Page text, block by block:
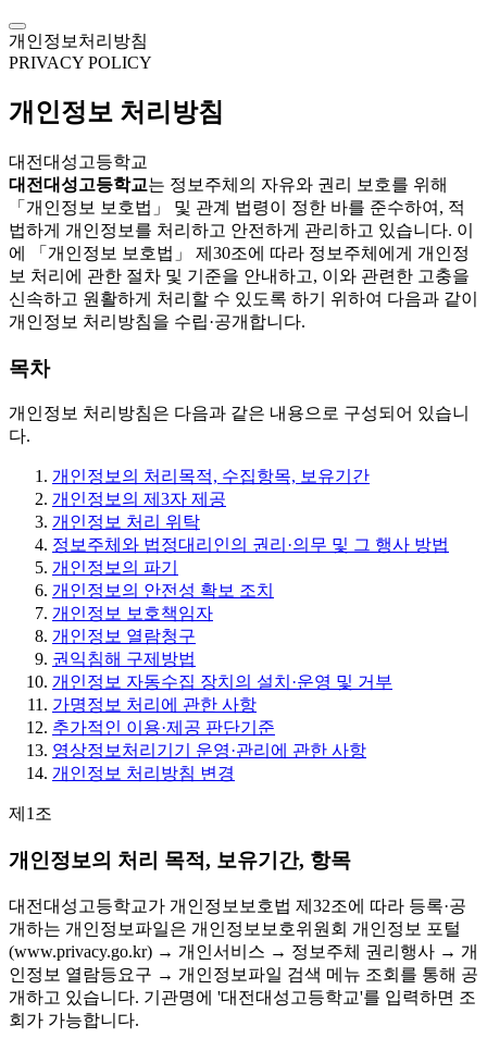
개인정보처리방침
PRIVACY POLICY
개인정보 처리방침
대전대성고등학교
대전대성고등학교는 정보주체의 자유와 권리 보호를 위해
「개인정보 보호법」 및 관계 법령이 정한 바를 준수하여, 적
법하게 개인정보를 처리하고 안전하게 관리하고 있습니다. 이
에 「개인정보 보호법」 제30조에 따라 정보주체에게 개인정
보 처리에 관한 절차 및 기준을 안내하고, 이와 관련한 고충을
신속하고 원활하게 처리할 수 있도록 하기 위하여 다음과 같이
개인정보 처리방침을 수립·공개합니다.
목차
개인정보 처리방침은 다음과 같은 내용으로 구성되어 있습니
다.
개인정보의 처리목적, 수집항목, 보유기간
개인정보의 제3자 제공
개인정보 처리 위탁
정보주체와 법정대리인의 권리·의무 및 그 행사 방법
개인정보의 파기
개인정보의 안전성 확보 조치
개인정보 보호책임자
개인정보 열람청구
권익침해 구제방법
개인정보 자동수집 장치의 설치·운영 및 거부
가명정보 처리에 관한 사항
추가적인 이용·제공 판단기준
영상정보처리기기 운영·관리에 관한 사항
개인정보 처리방침 변경
제1조
개인정보의 처리 목적, 보유기간, 항목
대전대성고등학교가 개인정보보호법 제32조에 따라 등록·공
개하는 개인정보파일은 개인정보보호위원회 개인정보 포털
(www.privacy.go.kr) → 개인서비스 → 정보주체 권리행사 → 개
인정보 열람등요구 → 개인정보파일 검색 메뉴 조회를 통해 공
개하고 있습니다. 기관명에 '대전대성고등학교'를 입력하면 조
회가 가능합니다.